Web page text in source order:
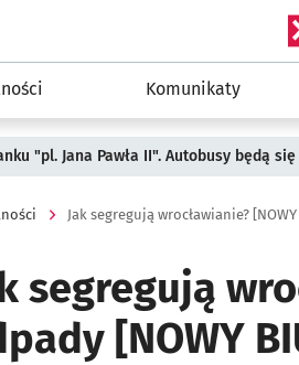
Komunikaty
"pl. Jana Pawła II". Autobusy będą
Jak segregują wrocławianie? [NOWY
segregują
[NOWY